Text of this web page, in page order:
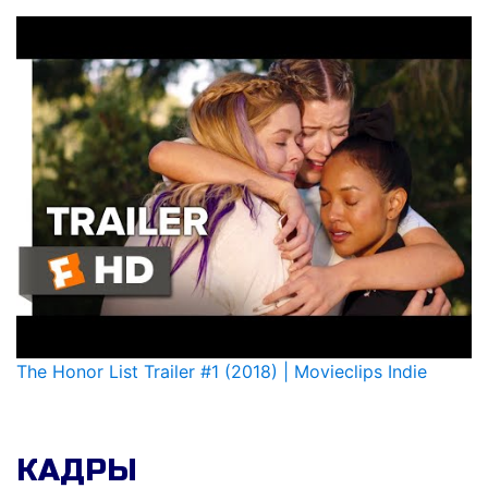
погибла и конец ее жизни, заставил
девушек вновь сойтись вместе, только
втроем. Они вспомнили свое прошлое и
решили, что в честь своей подруги
исполнят старый план по улучшению
собственной жизни...
The Honor List Trailer #1 (2018) | Movieclips Indie
КАДРЫ